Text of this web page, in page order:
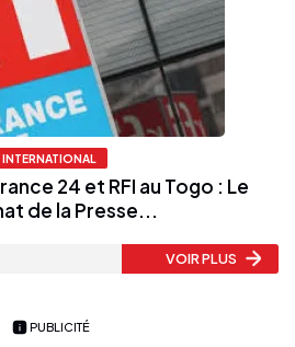
INTERNATIONAL
24 et RFI au Togo : Le
de la Presse...
VOIR PLUS
PUBLICITÉ